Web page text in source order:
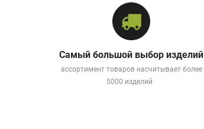
Самый большой выбор изделий
ассортимент товаров насчитывает более
5000 изделий